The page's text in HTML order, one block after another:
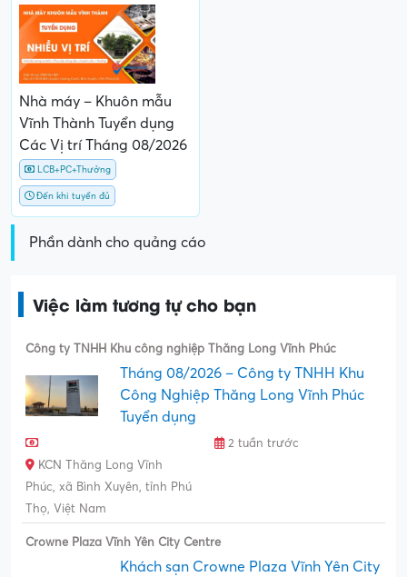
Nhà máy – Khuôn mẫu
Vĩnh Thành Tuyển dụng
Các Vị trí Tháng 08/2026
LCB+PC+Thưởng
Đến khi tuyển đủ
Phần dành cho quảng cáo
Việc làm tương tự cho bạn
Công ty TNHH Khu công nghiệp Thăng Long Vĩnh Phúc
Tháng 08/2026 – Công ty TNHH Khu
Công Nghiệp Thăng Long Vĩnh Phúc
Tuyển dụng
2 tuần trước
KCN Thăng Long Vĩnh
Phúc, xã Bình Xuyên, tỉnh Phú
Thọ, Việt Nam
Crowne Plaza Vĩnh Yên City Centre
Khách sạn Crowne Plaza Vĩnh Yên City